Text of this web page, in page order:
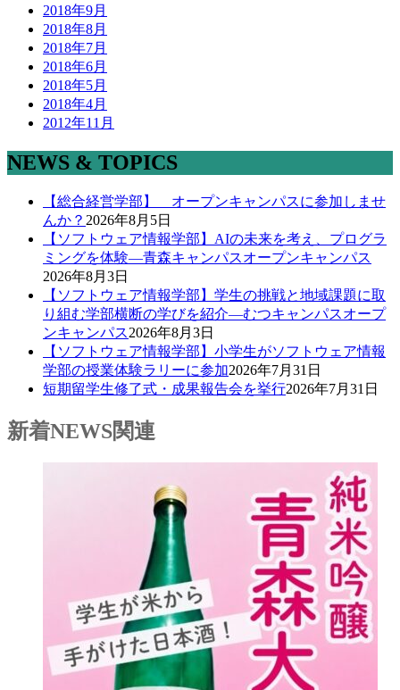
2018年9月
2018年8月
2018年7月
2018年6月
2018年5月
2018年4月
2012年11月
NEWS & TOPICS
【総合経営学部】 オープンキャンパスに参加しませ
んか？ 2026年8月5日
【ソフトウェア情報学部】AIの未来を考え、プログラ
ミングを体験―青森キャンパスオープンキャンパス
2026年8月3日
【ソフトウェア情報学部】学生の挑戦と地域課題に取
り組む学部横断の学びを紹介―むつキャンパスオープ
ンキャンパス2026年8月3日
【ソフトウェア情報学部】小学生がソフトウェア情報
学部の授業体験ラリーに参加2026年7月31日
短期留学生修了式・成果報告会を挙行2026年7月31日
新着NEWS関連